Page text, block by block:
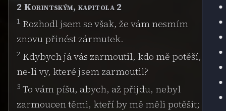
2 Korintským, kapitola 2
1 Rozhodl jsem se však, že vám nesmím
znovu přinést zármutek.
2 Kdybych já vás zarmoutil, kdo mě potěší,
ne-li vy, které jsem zarmoutil?
3 To vám píšu, abych, až přijdu, nebyl
zarmoucen těmi, kteří by mě měli potěšit;